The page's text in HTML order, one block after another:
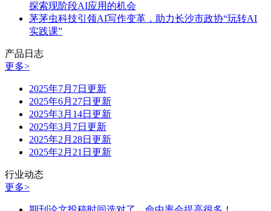
探索现阶段AI应用的机会
茅茅虫科技引领AI写作变革，助力长沙市政协“玩转AI
实践课”
产品日志
更多>
2025年7月7日更新
2025年6月27日更新
2025年3月14日更新
2025年3月7日更新
2025年2月28日更新
2025年2月21日更新
行业动态
更多>